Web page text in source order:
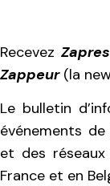
Recevez
Zappeur(la
Le bulletin
événements de
et des
France et en